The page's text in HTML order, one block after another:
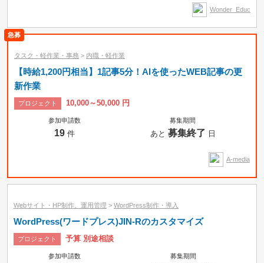
Wonder_Educ
タスク・軽作業・事務 > 内職・軽作業
【時給1,200円相当】1記事5分！AIを使ったWEB記事の更
新作業
プロジェクト 10,000～50,000 円
参加申請数
19 件
募集期間
あと 募集終了 日
A-media
Webサイト・HP制作、運用管理 > WordPress制作・導入
WordPress(ワードプレス)JIN-Rのカスタマイズ
プロジェクト 予算 別途相談
参加申請数 募集期間